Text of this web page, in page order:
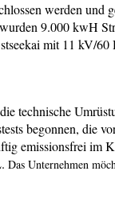
werden und
9.000 kwH
mit 11 kV/60
technische
begonnen, die
emissionsfrei im
Das Unternehmen